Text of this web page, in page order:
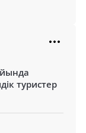
туристер